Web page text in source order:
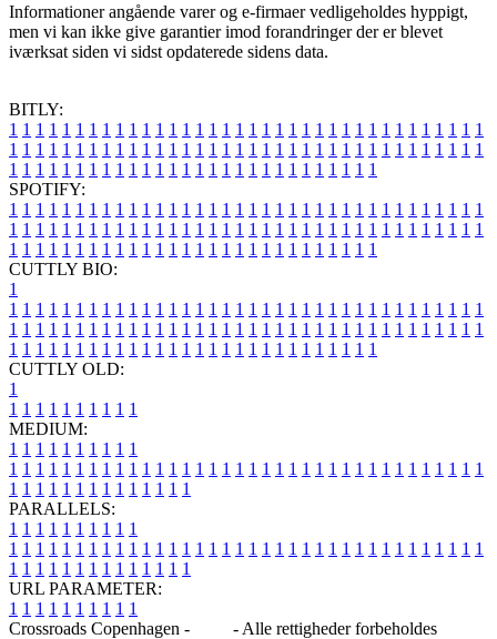
Informationer angående varer og e-firmaer vedligeholdes hyppigt,
men vi kan ikke give garantier imod forandringer der er blevet
iværksat siden vi sidst opdaterede sidens data.
BITLY:
1 1 1 1 1 1 1 1 1 1 1 1 1 1 1 1 1 1 1 1 1 1 1 1 1 1 1 1 1 1 1 1 1 1 1 1
1 1 1 1 1 1 1 1 1 1 1 1 1 1 1 1 1 1 1 1 1 1 1 1 1 1 1 1 1 1 1 1 1 1 1 1
1 1 1 1 1 1 1 1 1 1 1 1 1 1 1 1 1 1 1 1 1 1 1 1 1 1 1 1
SPOTIFY:
1 1 1 1 1 1 1 1 1 1 1 1 1 1 1 1 1 1 1 1 1 1 1 1 1 1 1 1 1 1 1 1 1 1 1 1
1 1 1 1 1 1 1 1 1 1 1 1 1 1 1 1 1 1 1 1 1 1 1 1 1 1 1 1 1 1 1 1 1 1 1 1
1 1 1 1 1 1 1 1 1 1 1 1 1 1 1 1 1 1 1 1 1 1 1 1 1 1 1 1
CUTTLY BIO:
1
1 1 1 1 1 1 1 1 1 1 1 1 1 1 1 1 1 1 1 1 1 1 1 1 1 1 1 1 1 1 1 1 1 1 1 1
1 1 1 1 1 1 1 1 1 1 1 1 1 1 1 1 1 1 1 1 1 1 1 1 1 1 1 1 1 1 1 1 1 1 1 1
1 1 1 1 1 1 1 1 1 1 1 1 1 1 1 1 1 1 1 1 1 1 1 1 1 1 1 1
CUTTLY OLD:
1
1 1 1 1 1 1 1 1 1 1
MEDIUM:
1 1 1 1 1 1 1 1 1 1
1 1 1 1 1 1 1 1 1 1 1 1 1 1 1 1 1 1 1 1 1 1 1 1 1 1 1 1 1 1 1 1 1 1 1 1
1 1 1 1 1 1 1 1 1 1 1 1 1 1
PARALLELS:
1 1 1 1 1 1 1 1 1 1
1 1 1 1 1 1 1 1 1 1 1 1 1 1 1 1 1 1 1 1 1 1 1 1 1 1 1 1 1 1 1 1 1 1 1 1
1 1 1 1 1 1 1 1 1 1 1 1 1 1
URL PARAMETER:
1 1 1 1 1 1 1 1 1 1
Crossroads Copenhagen -
- Alle rettigheder forbeholdes